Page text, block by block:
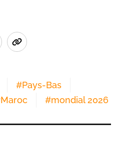
#Pays-Bas
Maroc #mondial 2026